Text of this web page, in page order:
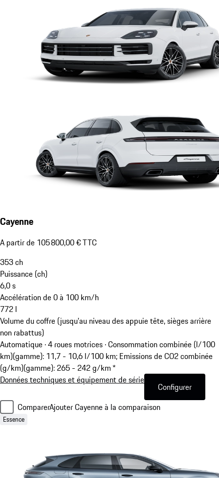
Cayenne
A partir de 105 800,00 € TTC
353ch
Puissance (ch)
6,0s
Accélération de 0 à 100 km/h
772 l
Volume du coffre (jusqu'au niveau des appuie tête, sièges arrière
non rabattus)
Automatique · 4 roues motrices ·Consommation combinée (l/100
km)(gamme): 11,7 - 10,6 l/100 km; Emissions de CO2 combinée
(g/km)(gamme): 265 - 242 g/km *
Données techniques et équipement de série
Configurer
ComparerAjouter Cayenne à la comparaison
Essence